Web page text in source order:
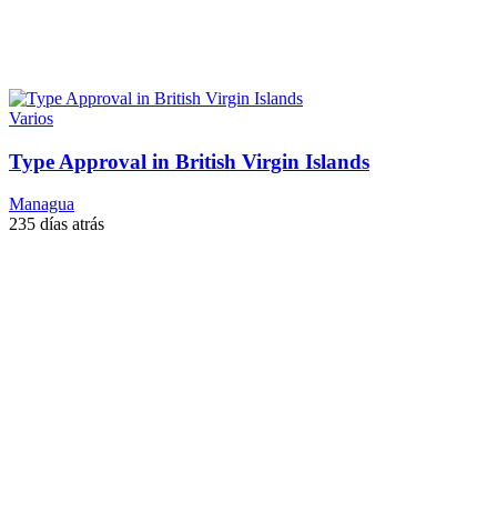
Varios
Type Approval in British Virgin Islands
Managua
235 días atrás